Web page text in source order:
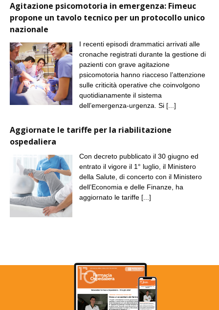
Agitazione psicomotoria in emergenza: Fimeuc
propone un tavolo tecnico per un protocollo unico
nazionale
I recenti episodi drammatici arrivati alle
cronache registrati durante la gestione di
pazienti con grave agitazione
psicomotoria hanno riacceso l’attenzione
sulle criticità operative che coinvolgono
quotidianamente il sistema
dell’emergenza-urgenza. Si [...]
Aggiornate le tariffe per la riabilitazione
ospedaliera
Con decreto pubblicato il 30 giugno ed
entrato il vigore il 1° luglio, il Ministero
della Salute, di concerto con il Ministero
dell’Economia e delle Finanze, ha
aggiornato le tariffe [...]